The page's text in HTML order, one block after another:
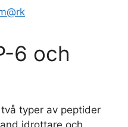
6 och
två typer av peptider
idrottare och